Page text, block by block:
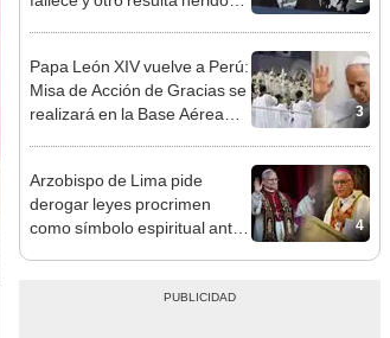
3
Papa León XIV vuelve a Perú:
Misa de Acción de Gracias se
realizará en la Base Aérea
4
Arzobispo de Lima pide
derogar leyes procrimen
como símbolo espiritual ante